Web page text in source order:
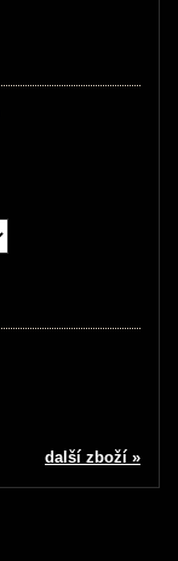
další zboží »